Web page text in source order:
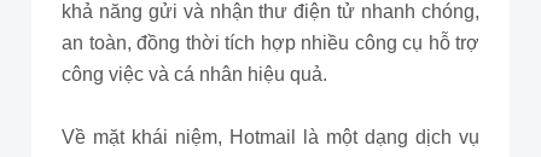
khả năng gửi và nhận thư điện tử nhanh chóng,
an toàn, đồng thời tích hợp nhiều công cụ hỗ trợ
công việc và cá nhân hiệu quả.
Về mặt khái niệm, Hotmail là một dạng dịch vụ